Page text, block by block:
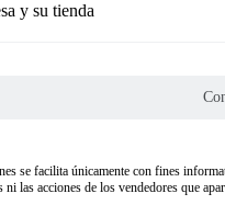
y su tienda
se facilita únicamente con fines
las acciones de los vendedores que